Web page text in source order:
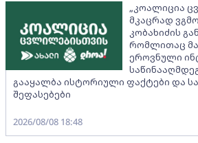
„კოალიცია
მკაცრად
კობახიძის
რომლითაც
ეროვნული
გააყალბა ისტორიული ფაქტები და
შეფასებები
2026/08/08 18:48